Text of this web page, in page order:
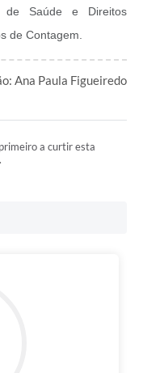
de Saúde e Direitos
de Contagem.
Ana Paula Figueiredo
a curtir esta